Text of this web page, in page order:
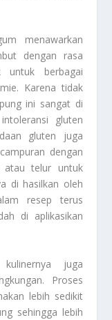
menawarkan
dengan rasa
untuk berbagai
Karena tidak
ini sangat di
gluten
gluten juga
dengan
atau telur untuk
di hasilkan oleh
resep terus
di aplikasikan
juga
Proses
lebih sedikit
sehingga lebih